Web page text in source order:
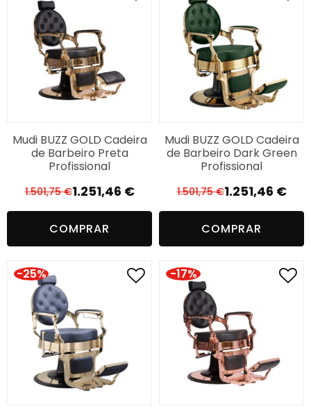
Mudi BUZZ GOLD Cadeira
de Barbeiro Preta
Profissional
1.501,75€ O
preço
original
era:
1.501,75 €.
1.251,46 €
O
preço
atual
é:
1.251,46 €.
COMPRAR
Mudi BUZZ GOLD Cadeira
de Barbeiro Dark Green
Profissional
1.501,75€ O
preço
original
era:
1.501,75 €.
1.251,46 €
O
preço
atual
é:
1.251,46 €.
COMPRAR
-25% -17%